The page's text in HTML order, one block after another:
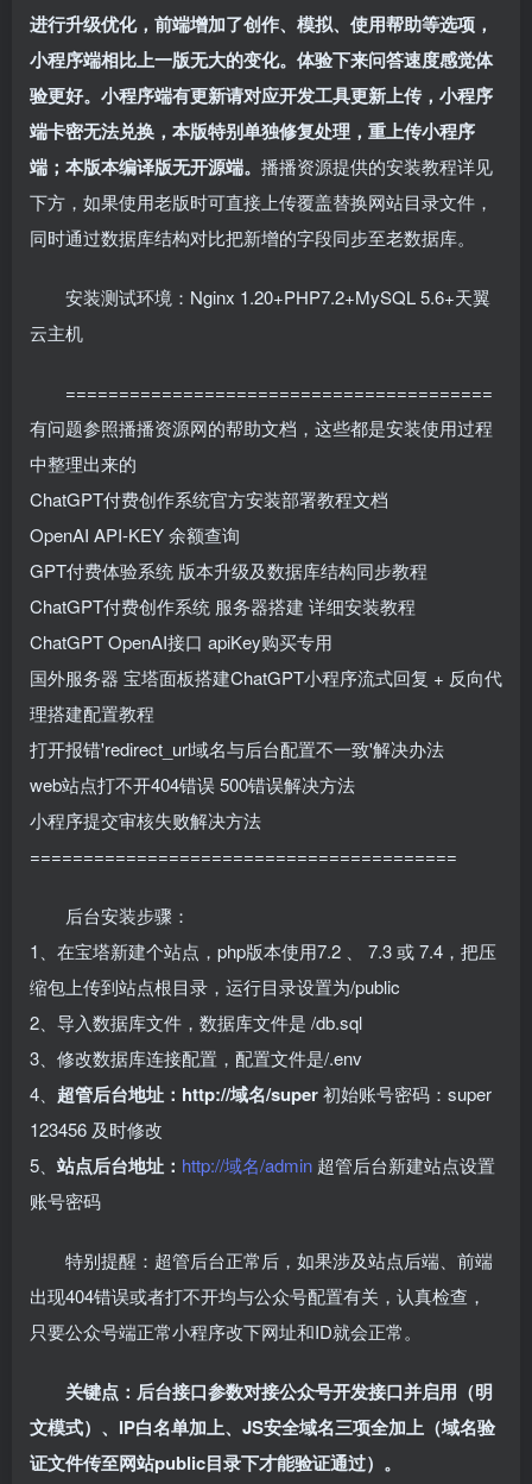
进行升级优化，前端增加了创作、模拟、使用帮助等选项，
小程序端相比上一版无大的变化。体验下来问答速度感觉体
验更好。小程序端有更新请对应开发工具更新上传，小程序
端卡密无法兑换，本版特别单独修复处理，重上传小程序
端；本版本编译版无开源端。 播播资源提供的安装教程详见
下方，如果使用老版时可直接上传覆盖替换网站目录文件，
同时通过数据库结构对比把新增的字段同步至老数据库。
安装测试环境：Nginx 1.20+PHP7.2+MySQL 5.6+天翼
云主机
========================================
有问题参照播播资源网的帮助文档，这些都是安装使用过程
中整理出来的
ChatGPT付费创作系统官方安装部署教程文档
OpenAI API-KEY 余额查询
GPT付费体验系统 版本升级及数据库结构同步教程
ChatGPT付费创作系统 服务器搭建 详细安装教程
ChatGPT OpenAI接口 apiKey购买专用
国外服务器 宝塔面板搭建ChatGPT小程序流式回复 + 反向代
理搭建配置教程
打开报错'redirect_url域名与后台配置不一致'解决办法
web站点打不开404错误 500错误解决方法
小程序提交审核失败解决方法
========================================
后台安装步骤：
1、在宝塔新建个站点，php版本使用7.2 、 7.3 或 7.4，把压
缩包上传到站点根目录，运行目录设置为/public
2、导入数据库文件，数据库文件是 /db.sql
3、修改数据库连接配置，配置文件是/.env
4、 超管后台地址：http://域名/super初始账号密码：super
123456 及时修改
5、 站点后台地址： http://域名/admin 超管后台新建站点设置
账号密码
特别提醒：超管后台正常后，如果涉及站点后端、前端
出现404错误或者打不开均与公众号配置有关，认真检查，
只要公众号端正常小程序改下网址和ID就会正常。
关键点：后台接口参数对接公众号开发接口并启用（明
文模式）、IP白名单加上、JS安全域名三项全加上（域名验
证文件传至网站public目录下才能验证通过）。